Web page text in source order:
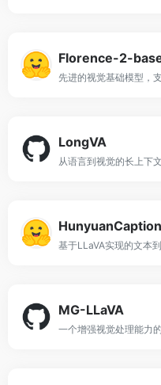
Florence-2-
先进的视觉基础模型，
LongVA
从语言到视觉的长上下
基于LLaVA实现的文本
MG-LLaVA
一个增强视觉处理能力